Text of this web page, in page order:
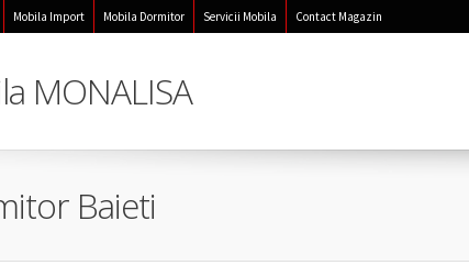
Mobila Import Mobila Dormitor Servicii Mobila Contact Magazin
MONALISA
Baieti